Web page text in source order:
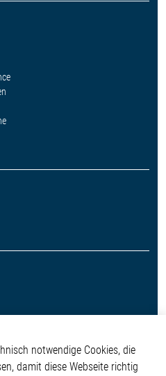
notwendige Cookies, die
damit diese Webseite richtig